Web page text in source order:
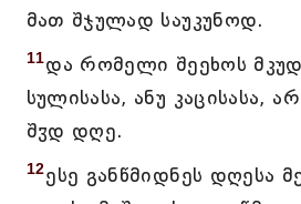
მათ შჯულად საუკუნოდ.
11და რომელი შეეხოს
სულისასა, ანუ კაცისასა,
შჳდ დღე.
12ესე განწმიდნეს დღესა